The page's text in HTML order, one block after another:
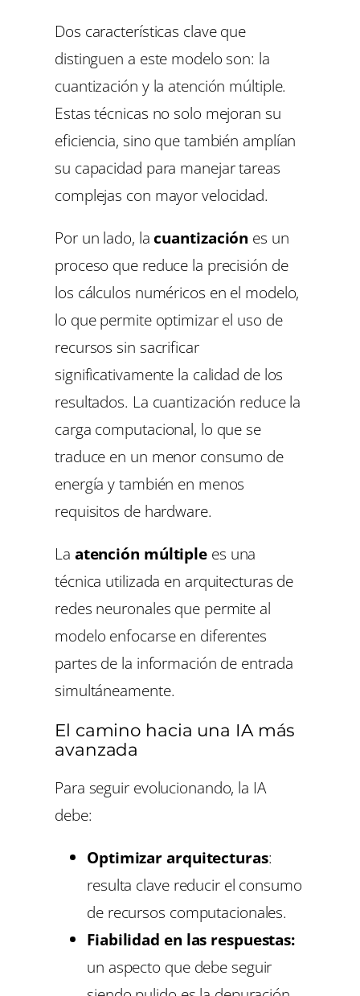
Dos características clave que
distinguen a este modelo son: la
cuantización y la atención múltiple.
Estas técnicas no solo mejoran su
eficiencia, sino que también amplían
su capacidad para manejar tareas
complejas con mayor velocidad.
Por un lado, lacuantización es un
proceso que reduce la precisión de
los cálculos numéricos en el modelo,
lo que permite optimizar el uso de
recursos sin sacrificar
significativamente la calidad de los
resultados. La cuantización reduce la
carga computacional, lo que se
traduce en un menor consumo de
energía y también en menos
requisitos de hardware.
La atención múltiple es una
técnica utilizada en arquitecturas de
redes neuronales que permite al
modelo enfocarse en diferentes
partes de la información de entrada
simultáneamente.
El camino hacia una IA más
avanzada
Para seguir evolucionando, la IA
debe:
Optimizar arquitecturas:
resulta clave reducir el consumo
de recursos computacionales.
Fiabilidad en las respuestas:
un aspecto que debe seguir